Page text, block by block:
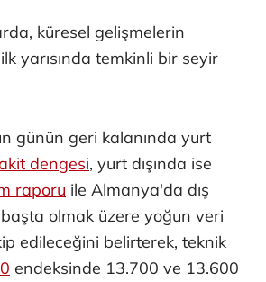
küresel gelişmelerin
yarısında temkinli bir seyir
günün geri kalanında yurt
dengesi, yurt dışında ise
raporu ile Almanya'da dış
olmak üzere yoğun veri
edileceğini belirterek, teknik
endeksinde 13.700 ve 13.600